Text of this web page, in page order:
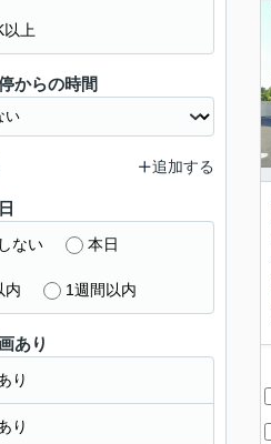
以上
からの時間
追加する
ない 本日
内 1週間以内
あり
り
り